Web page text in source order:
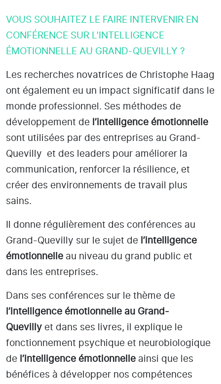
VOUS SOUHAITEZ LE FAIRE INTERVENIR EN
CONFÉRENCE SUR L’INTELLIGENCE
ÉMOTIONNELLE AU GRAND-QUEVILLY ?
Les recherches novatrices de Christophe Haag
ont également eu un impact significatif dans le
monde professionnel. Ses méthodes de
développement de l’intelligence émotionnelle
sont utilisées par des entreprises au Grand-
Quevilly
et des leaders pour améliorer la
communication, renforcer la résilience, et
créer des environnements de travail plus
sains.
Il donne régulièrement des conférences au
Grand-Quevilly sur le sujet de l’intelligence
émotionnelle au niveau du grand public et
dans les entreprises.
Dans ses conférences sur le thème de
l’intelligence émotionnelle au Grand-
Quevilly et dans ses livres, il explique le
fonctionnement psychique et neurobiologique
de l’intelligence émotionnelle ainsi que les
bénéfices à développer nos compétences